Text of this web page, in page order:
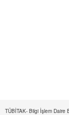
TÜBİTAK- Bilgi İşlem Daire